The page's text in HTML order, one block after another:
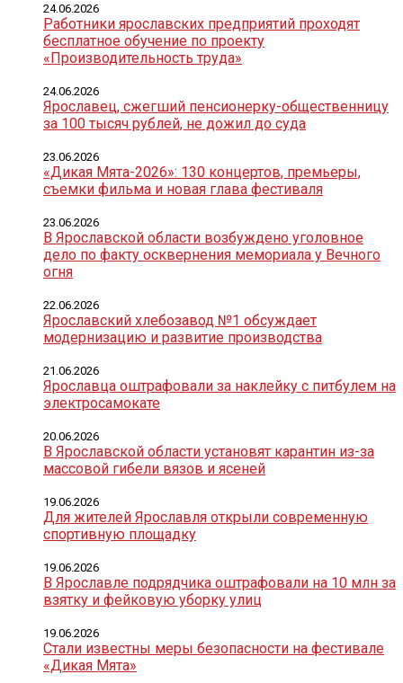
Работники ярославских предприятий проходят
бесплатное обучение по проекту
«Производительность труда»
24.06.2026
Ярославец, сжегший пенсионерку-общественницу
за 100 тысяч рублей, не дожил до суда
24.06.2026
«Дикая Мята-2026»: 130 концертов, премьеры,
съемки фильма и новая глава фестиваля
23.06.2026
В Ярославской области возбуждено уголовное
дело по факту осквернения мемориала у Вечного
огня
23.06.2026
Ярославский хлебозавод №1 обсуждает
модернизацию и развитие производства
22.06.2026
Ярославца оштрафовали за наклейку с питбулем на
электросамокате
21.06.2026
В Ярославской области установят карантин из-за
массовой гибели вязов и ясеней
20.06.2026
Для жителей Ярославля открыли современную
спортивную площадку
19.06.2026
В Ярославле подрядчика оштрафовали на 10 млн за
взятку и фейковую уборку улиц
19.06.2026
Стали известны меры безопасности на фестивале
«Дикая Мята»
19.06.2026